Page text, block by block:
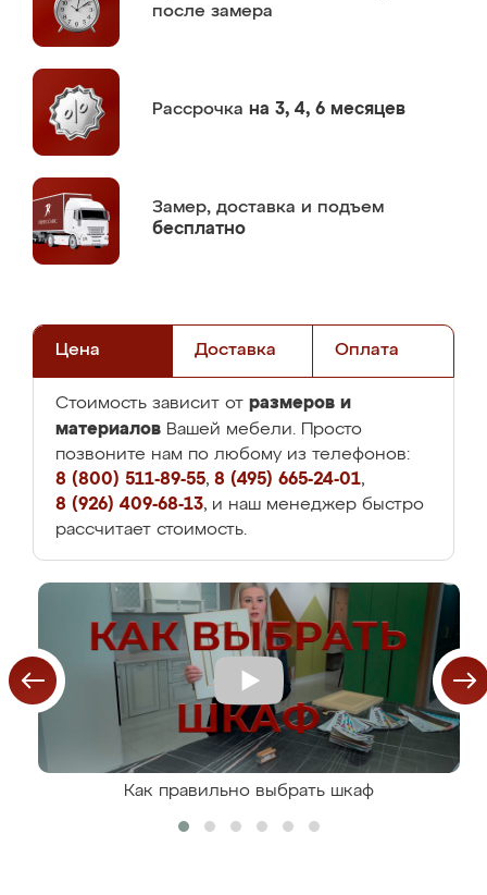
после замера
Рассрочка на 3, 4, 6 месяцев
Замер, доставка и подъем
бесплатно
Цена Доставка Оплата
Стоимость зависит от размеров и
материалов Вашей мебели. Просто
позвоните нам по любому из телефонов:
8 (800) 511-89-55, 8 (495) 665-24-01,
8 (926) 409-68-13, и наш менеджер быстро
рассчитает стоимость.
Как правильно выбрать шкаф